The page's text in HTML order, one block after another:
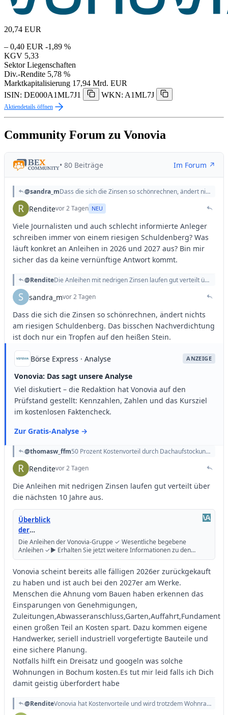
20,74 EUR
– 0,40 EUR -1,89 %
KGV 5,33
Sektor Liegenschaften
Div.-Rendite 5,78 %
Marktkapitalisierung 17,94 Mrd. EUR
ISIN: DE000A1ML7J1
WKN: A1ML7J
Aktiendetails öffnen
Community Forum zu Vonovia